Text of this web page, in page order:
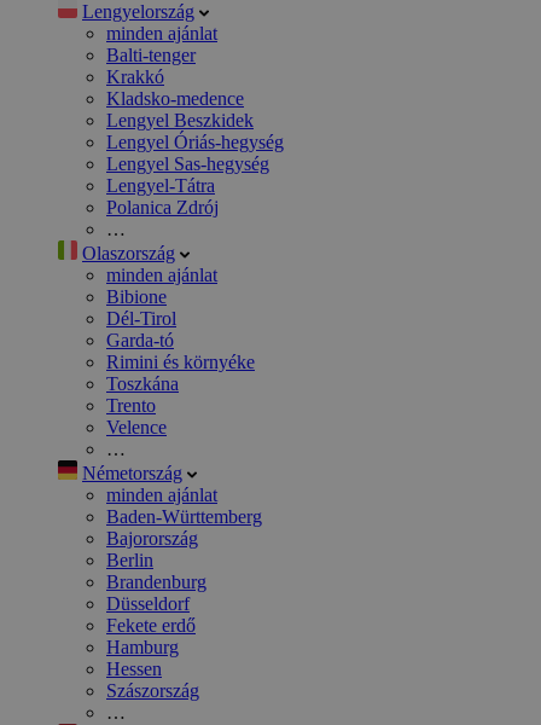
Lengyelország
minden ajánlat
Balti-tenger
Krakkó
Kladsko-medence
Lengyel Beszkidek
Lengyel Óriás-hegység
Lengyel Sas-hegység
Lengyel-Tátra
Polanica Zdrój
…
Olaszország
minden ajánlat
Bibione
Dél-Tirol
Garda-tó
Rimini és környéke
Toszkána
Trento
Velence
…
Németország
minden ajánlat
Baden-Württemberg
Bajorország
Berlin
Brandenburg
Düsseldorf
Fekete erdő
Hamburg
Hessen
Szászország
…